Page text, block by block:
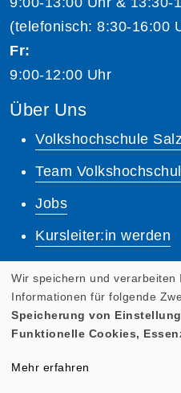
(telefonisch: 8:30-16:00
Fr:
9:00-12:00 Uhr
Über Uns
Volkshochschule
Team
Jobs
Kursleiter:in werden
Dozenten Login
Lernplattform
Quicklinks
Wir speichern und verarbeiten
Informationen für folgende
Speicherung von
Funktionelle Cookies,
Mehr erfahren